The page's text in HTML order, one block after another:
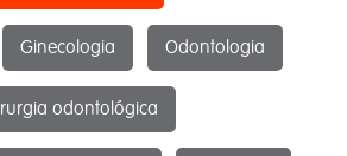
Ginecologia Odontologia
odontológica